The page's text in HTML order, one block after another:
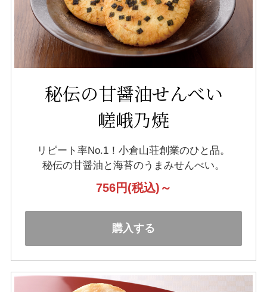
秘伝の甘醤油せんべい
嵯峨乃焼
リピート率No.1！小倉山荘創業のひと品。
秘伝の甘醤油と海苔のうまみせんべい。
756円(税込)～
購入する